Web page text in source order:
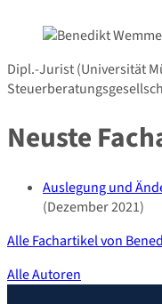
Dipl.-Jurist (Universität
Neuste
Auslegung und
(Dezember 2021)
Alle Fachartikel von
Alle Autoren